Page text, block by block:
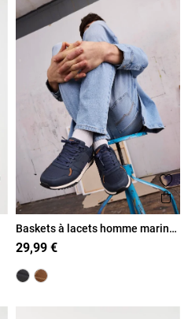
aux favoris
rapide
Baskets à lacets homme marine
(41-46)
29,99 €